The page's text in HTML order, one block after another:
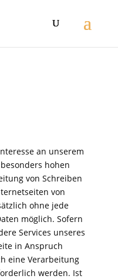
an unserem
hohen
von Schreiben
von
ohne jede
möglich. Sofern
Services unseres
in Anspruch
eine Verarbeitung
werden. Ist